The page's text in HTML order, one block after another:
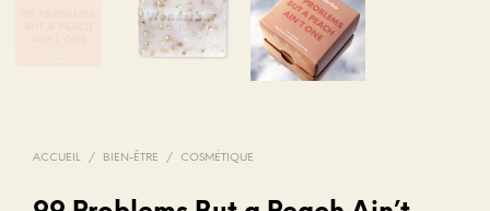
ACCUEIL / BIEN-ÊTRE / COSMÉTIQUE